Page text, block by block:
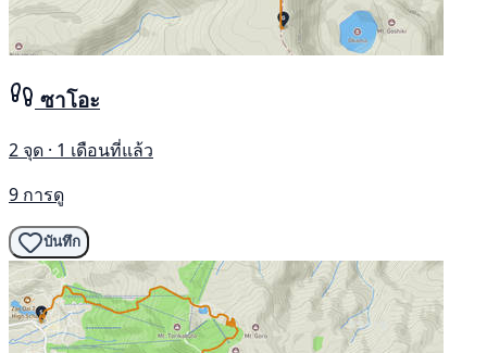
ซาโอะ
2 จุด · 1 เดือนที่แล้ว
9 การดู
บันทึก